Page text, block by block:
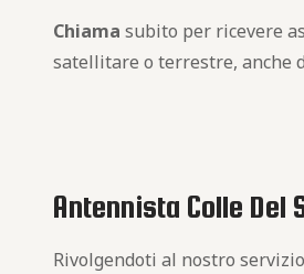
Chiama subito per ricevere
satellitare o terrestre, anche
Antennista Colle
Rivolgendoti al nostro